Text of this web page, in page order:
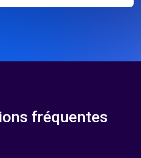
fréquentes